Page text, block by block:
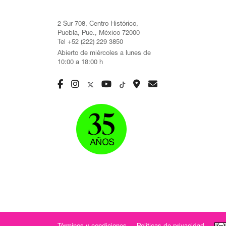
2 Sur 708, Centro Histórico,
Puebla, Pue., México 72000
Tel +52 (222) 229 3850
Abierto de miércoles a lunes de
10:00 a 18:00 h